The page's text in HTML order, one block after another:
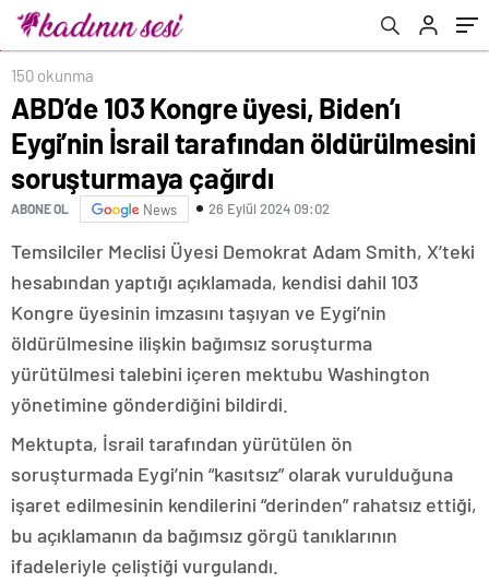
çağırdı
150 okunma
ABD’de 103 Kongre üyesi, Biden’ı
Eygi’nin İsrail tarafından öldürülmesini
soruşturmaya çağırdı
ABONE OL News 26 Eylül 2024 09:02
Temsilciler Meclisi Üyesi Demokrat Adam Smith, X’teki
hesabından yaptığı açıklamada, kendisi dahil 103
Kongre üyesinin imzasını taşıyan ve Eygi’nin
öldürülmesine ilişkin bağımsız soruşturma
yürütülmesi talebini içeren mektubu Washington
yönetimine gönderdiğini bildirdi.
Mektupta, İsrail tarafından yürütülen ön
soruşturmada Eygi’nin “kasıtsız” olarak vurulduğuna
işaret edilmesinin kendilerini “derinden” rahatsız ettiği,
bu açıklamanın da bağımsız görgü tanıklarının
ifadeleriyle çeliştiği vurgulandı.